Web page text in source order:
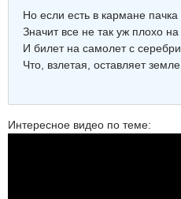
Но если есть в кармане пачка
Значит все не так уж плохо
И билет на самолет с
Что, взлетая, оставляет
Интересное видео по теме: